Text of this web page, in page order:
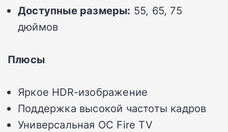
Доступные размеры: 55, 65, 75
дюймов
Плюсы
Яркое HDR-изображение
Поддержка высокой частоты кадров
Универсальная ОС Fire TV